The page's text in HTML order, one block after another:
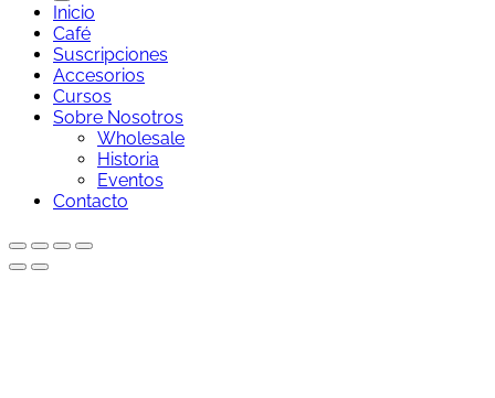
Inicio
Café
Suscripciones
Accesorios
Cursos
Sobre Nosotros
Wholesale
Historia
Eventos
Contacto